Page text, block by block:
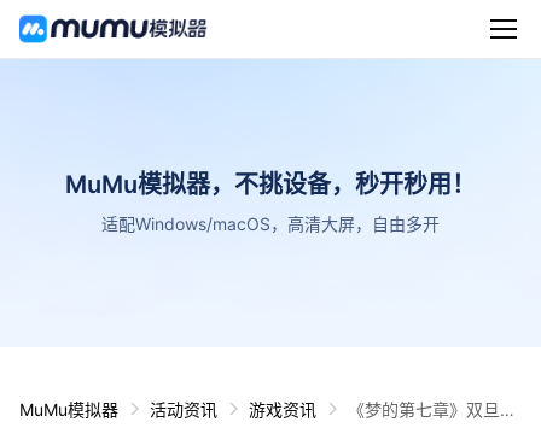
MuMu模拟器，不挑设备，秒开秒用！
适配Windows/macOS，高清大屏，自由多开
MuMu模拟器 活动资讯 游戏资讯
《梦的第七章》双旦活